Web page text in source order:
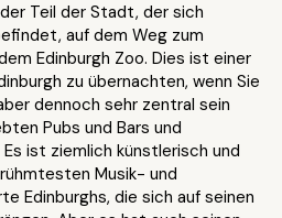
Teil der Stadt, der sich
auf dem Weg zum
Edinburgh Zoo. Dies ist einer
zu übernachten, wenn Sie
dennoch sehr zentral sein
Pubs und Bars und
ist ziemlich künstlerisch und
Musik- und
Edinburghs, die sich auf seinen